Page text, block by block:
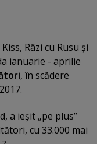
Râzi cu Rusu şi
ianuarie - aprilie
, în scădere
a ieşit „pe plus”
cu 33.000 mai